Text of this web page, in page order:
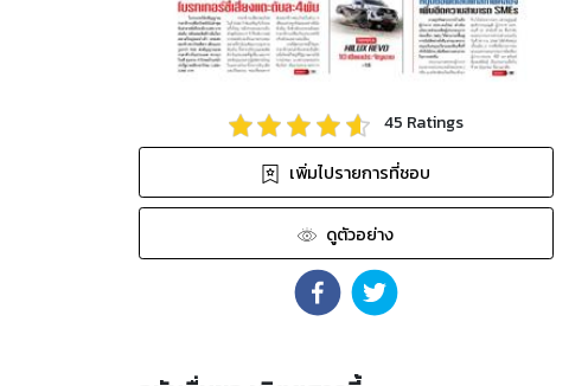
45 Ratings
เพิ่มไปรายการที่ชอบ
ดูตัวอย่าง